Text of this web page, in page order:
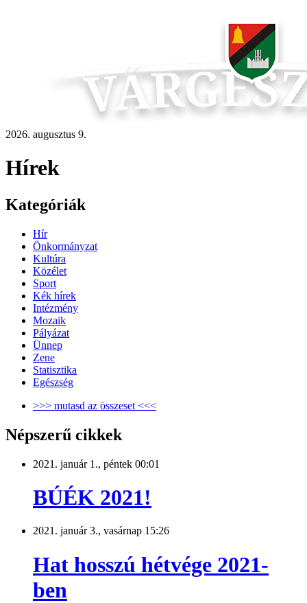
2026. augusztus 9.
Hírek
Kategóriák
Hír
Önkormányzat
Kultúra
Közélet
Sport
Kék hírek
Intézmény
Mozaik
Pályázat
Ünnep
Zene
Statisztika
Egészség
>>> mutasd az összeset <<<
Népszerű cikkek
2021. január 1., péntek 00:01
BÚÉK 2021!
2021. január 3., vasárnap 15:26
Hat hosszú hétvége 2021-
ben